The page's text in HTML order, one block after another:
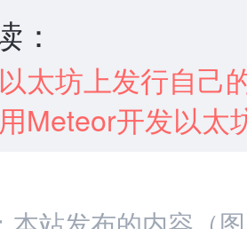
：
太坊上发行自己
Meteor开发以太